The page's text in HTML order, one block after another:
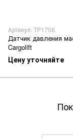
Артикул: TP1706
Датчик давления
Cargolift
Цену уточняйте